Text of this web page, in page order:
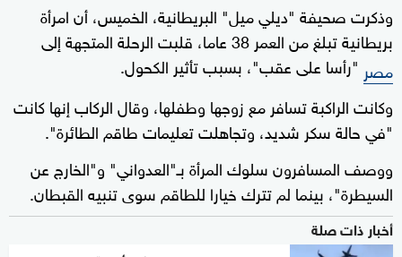
وذكرت صحيفة "ديلي ميل" البريطانية، الخميس، أن امرأة
بريطانية تبلغ من العمر 38 عاما، قلبت الرحلة المتجهة إلى
مصر "رأسا على عقب"، بسبب تأثير الكحول.
وكانت الراكبة تسافر مع زوجها وطفلها، وقال الركاب إنها كانت
"في حالة سكر شديد، وتجاهلت تعليمات طاقم الطائرة".
ووصف المسافرون سلوك المرأة بـ"العدواني" و"الخارج عن
السيطرة"، بينما لم تترك خيارا للطاقم سوى تنبيه القبطان.
أخبار ذات صلة